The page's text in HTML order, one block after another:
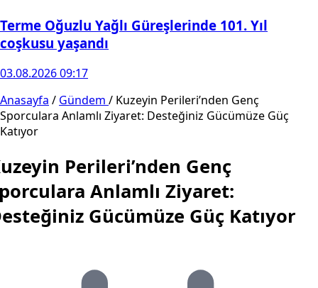
Terme Oğuzlu Yağlı Güreşlerinde 101. Yıl
coşkusu yaşandı
03.08.2026 09:17
Anasayfa / Gündem / Kuzeyin Perileri’nden Genç
Sporculara Anlamlı Ziyaret: Desteğiniz Gücümüze Güç
Katıyor
Perileri’nden Genç
Anlamlı Ziyaret:
Gücümüze Güç Katıyor